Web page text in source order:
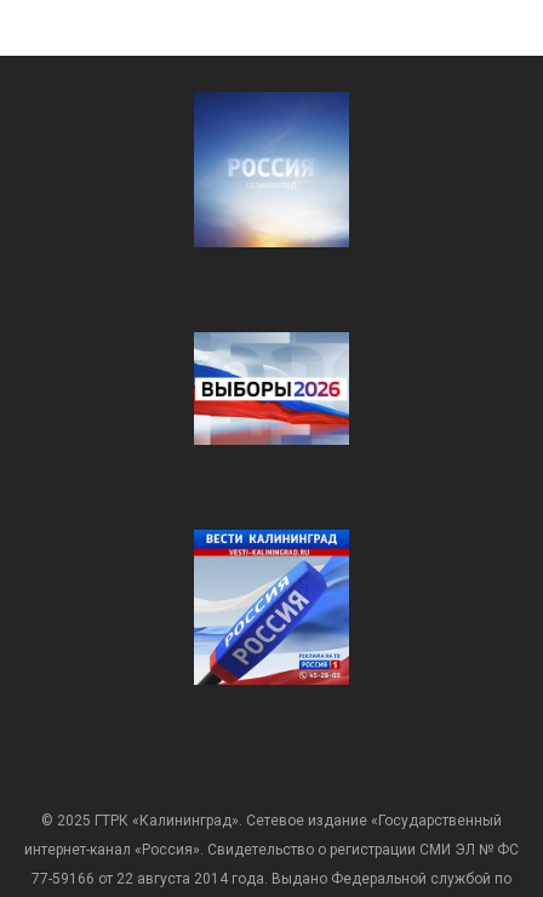
© 2025 ГТРК «Калининград». Сетевое издание «Государственный
интернет-канал «Россия». Свидетельство о регистрации СМИ ЭЛ № ФС
77-59166 от 22 августа 2014 года. Выдано Федеральной службой по